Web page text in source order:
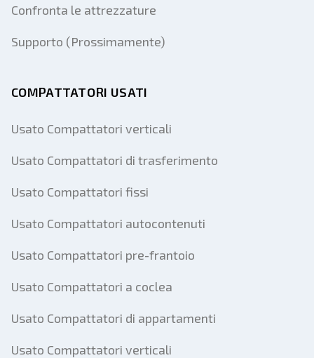
Confronta le attrezzature
Supporto (Prossimamente)
COMPATTATORI USATI
Usato Compattatori verticali
Usato Compattatori di trasferimento
Usato Compattatori fissi
Usato Compattatori autocontenuti
Usato Compattatori pre-frantoio
Usato Compattatori a coclea
Usato Compattatori di appartamenti
Usato Compattatori verticali